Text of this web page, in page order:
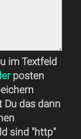
im Textfeld
posten
Du das dann
sind "http"